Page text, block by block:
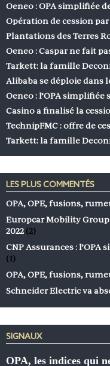
Oeneo : OPA simplifiée
Opération de cession
Plantations des Terres
Oeneo : Caspar ne fait
Tarkett: la famille
Alibaba se déploie dans
Oeneo : l’OPA simplifiée
Casino a finalisé la
TechnipFMC : offre de
Tarkett: la famille
LES PLUS COMMENTÉS
OPA, OPE, fusions,
Europcar Mobility Group
2022 (2)
CNP Assurances :
(1)
OPA, OPE, fusions,
Schneider Electric va
SIGNAUX
OPA, les indices qui